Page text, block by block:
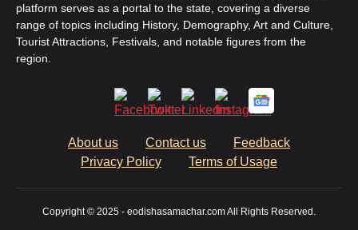
platform serves as a portal to the state, covering a diverse
range of topics including History, Demography, Art and Culture,
Tourist Attractions, Festivals, and notable figures from the
region.
About us Contact us
Feedback
Privacy Policy
Terms of Usage
Copyright © 2025 - eodishasamachar.com All Rights Reserved.